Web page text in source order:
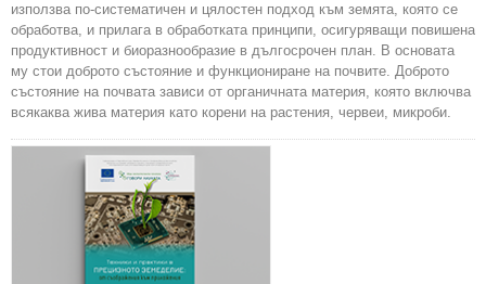
използва по-систематичен и цялостен подход към земята, която се
обработва, и прилага в обработката принципи, осигуряващи повишена
продуктивност и биоразнообразие в дългосрочен план. В основата
му стои доброто състояние и функциониране на почвите. Доброто
състояние на почвата зависи от органичната материя, която включва
всякаква жива материя като корени на растения, червеи, микроби.